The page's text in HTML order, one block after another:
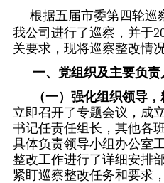
根据五届市委第四轮巡
我公司进行了巡察，并于
关要求，现将巡察整改情
一、党组织及主要负责
（一）强化组织领导，
立即召开了专题会议，成
书记任责任组长，其他各
具体负责领导小组办公室
整改工作进行了详细安排
紧盯巡察整改任务和要求